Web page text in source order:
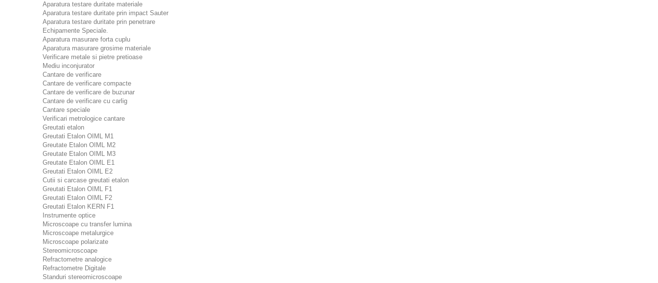
Aparatura testare duritate materiale
Aparatura testare duritate prin impact Sauter
Aparatura testare duritate prin penetrare
Echipamente Speciale.
Aparatura masurare forta cuplu
Aparatura masurare grosime materiale
Verificare metale si pietre pretioase
Mediu inconjurator
Cantare de verificare
Cantare de verificare compacte
Cantare de verificare de buzunar
Cantare de verificare cu carlig
Cantare speciale
Verificari metrologice cantare
Greutati etalon
Greutati Etalon OIML M1
Greutate Etalon OIML M2
Greutate Etalon OIML M3
Greutate Etalon OIML E1
Greutati Etalon OIML E2
Cutii si carcase greutati etalon
Greutati Etalon OIML F1
Greutati Etalon OIML F2
Greutati Etalon KERN F1
Instrumente optice
Microscoape cu transfer lumina
Microscoape metalurgice
Microscoape polarizate
Stereomicroscoape
Refractometre analogice
Refractometre Digitale
Standuri stereomicroscoape